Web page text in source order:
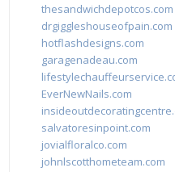
thesandwichdepotcos.com
drgiggleshouseofpain.com
hotflashdesigns.com
garagenadeau.com
EverNewNails.com
salvatoresinpoint.com
jovialfloralco.com
johnlscotthometeam.com